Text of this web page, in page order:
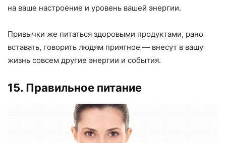
на ваше настроение и уровень вашей энергии.
Привычки же питаться здоровыми продуктами, рано
вставать, говорить людям приятное — внесут в вашу
жизнь совсем другие энергии и события.
15. Правильное питание